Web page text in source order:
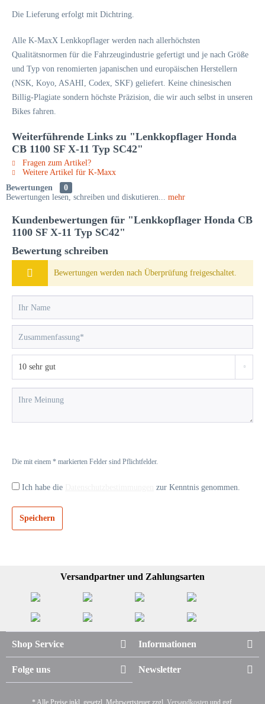
Die Lieferung erfolgt mit Dichtring.
Alle K-MaxX Lenkkopflager werden nach allerhöchsten
Qualitätsnormen für die Fahrzeugindustrie gefertigt und je nach Größe
und Typ von renomierten japanischen und europäischen Herstellern
(NSK, Koyo, ASAHI, Codex, SKF) geliefert. Keine chinesischen
Billig-Plagiate sondern höchste Präzision, die wir auch selbst in unseren
Bikes fahren.
Weiterführende Links zu "Lenkkopflager Honda
CB 1100 SF X-11 Typ SC42"
Fragen zum Artikel?
Weitere Artikel für K-Maxx
Bewertungen
0
Bewertungen lesen, schreiben und diskutieren... mehr
Kundenbewertungen für "Lenkkopflager Honda CB
1100 SF X-11 Typ SC42"
Bewertung schreiben
Bewertungen werden nach Überprüfung freigeschaltet.
Die mit einem * markierten Felder sind Pflichtfelder.
Ich habe die zur Kenntnis genommen.
Speichern
Versandpartner und Zahlungsarten
Shop Service Informationen
Folge uns Newsletter